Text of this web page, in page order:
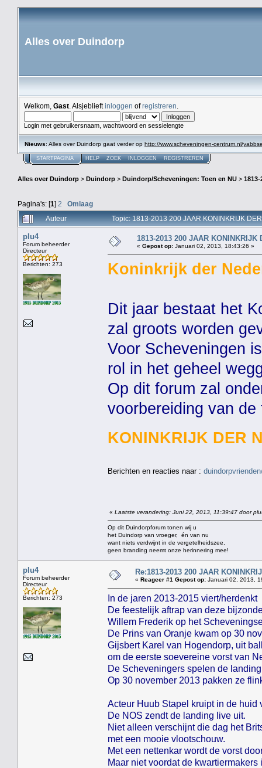
Alles over Duindorp
Welkom, Gast . Alsjeblieftinloggen ofregistreren
Login met gebruikersnaam, wachtwoord en sessielengte
Nieuws: Alles over Duindorp gaat verder op http://www.scheveningen-centrum.nl/
STARTPAGINA HELP ZOEK INLOGGEN REGISTREREN
Alles over Duindorp > Duindorp > Duindorp/Scheveningen: Toen en NU > 1813-
Pagina's: [1] 2
Omlaag
Auteur
Topic: 1813-2013 200 JAAR KONINKRIJK
plu4
Forum beheerder
Directeur
Berichten: 273
1813-2013 200 JAAR KONINKRIJK
« Gepost op: Januari 02, 2013, 18:43:26 »
Koninkrijk der
Dit jaar bestaat het
zal groots worden
Voor Scheveningen
rol in het geheel
Op dit forum zal
voorbereiding van
KONINKRIJK DER
Berichten en reacties naar :
« Laatste verandering: Juni 22, 2013, 11:39:47 door
Op dit Duindorpforum tonen wij u
het Duindorp van vroeger, én van nu
want niets verdwijnt in de vergetelheidszee,
geen branding neemt onze herinnering mee!
plu4
Forum beheerder
Directeur
Berichten: 273
Re:1813-2013 200 JAAR
« Reageer #1 Gepost op: Januari 02, 2013,
In de jaren 2013-2015 viert/
De feestelijk aftrap van deze
Willem Frederik op het
De Prins van Oranje kwam op 30
Gijsbert Karel van Hogendorp, uit
om de eerste soevereine vorst van
De Scheveningers spelen de
Op 30 november 2013 pakken ze
Acteur Huub Stapel kruipt in de
De NOS zendt de landing live uit.
Niet alleen verschijnt die dag het
met een mooie vlootschouw.
Met een nettenkar wordt de vorst
Maar niet voordat de